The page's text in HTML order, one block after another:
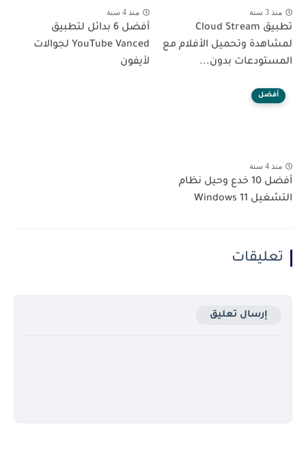
منذ 3 سنة
تطبيق Cloud Stream
لمشاهدة وتحميل الأفلام مع
المستودعات بدون...
منذ 4 سنة
أفضل 6 بدائل لتطبيق
YouTube Vanced لجوالات
لأيفون
أفضل
منذ 4 سنة
أفضل 10 خدع وحيل نظام
التشغيل Windows 11
تعليقات
إرسال تعليق